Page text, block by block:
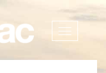
Afficher